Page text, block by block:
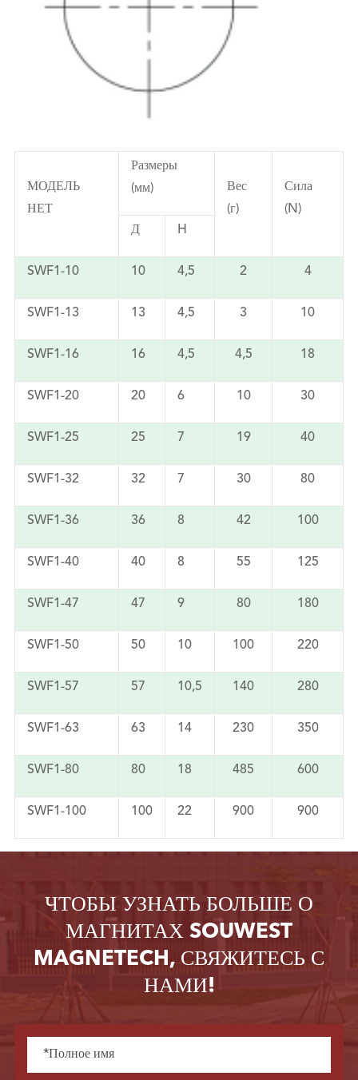
МОДЕЛЬ
НЕТ
Размеры
(мм)
Вес
(г)
Сила
(N)
Д
H
SWF1-10 10 4,5 2 4
SWF1-13 13 4,5 3 10
SWF1-16 16 4,5 4,5 18
SWF1-20 20 6 10 30
SWF1-25 25 7 19 40
SWF1-32 32 7 30 80
SWF1-36 36 8 42 100
SWF1-40 40 8 55 125
SWF1-47 47 9 80 180
SWF1-50 50 10 100 220
SWF1-57 57 10,5 140 280
SWF1-63 63 14 230 350
SWF1-80 80 18 485 600
SWF1-100 100 22 900 900
ЧТОБЫ УЗНАТЬ БОЛЬШЕ О
МАГНИТАХ SOUWEST
MAGNETECH, СВЯЖИТЕСЬ С
НАМИ!